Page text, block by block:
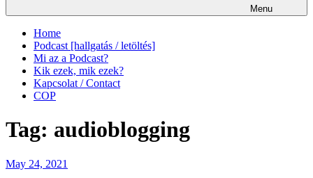
Menu
Home
Podcast [hallgatás / letöltés]
Mi az a Podcast?
Kik ezek, mik ezek?
Kapcsolat / Contact
COP
Tag: audioblogging
Posted
May 24, 2021